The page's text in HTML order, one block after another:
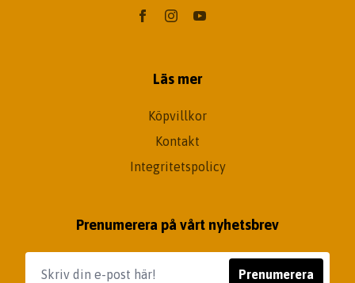
Läs mer
Köpvillkor
Kontakt
Integritetspolicy
Prenumerera på vårt nyhetsbrev
Prenumerera